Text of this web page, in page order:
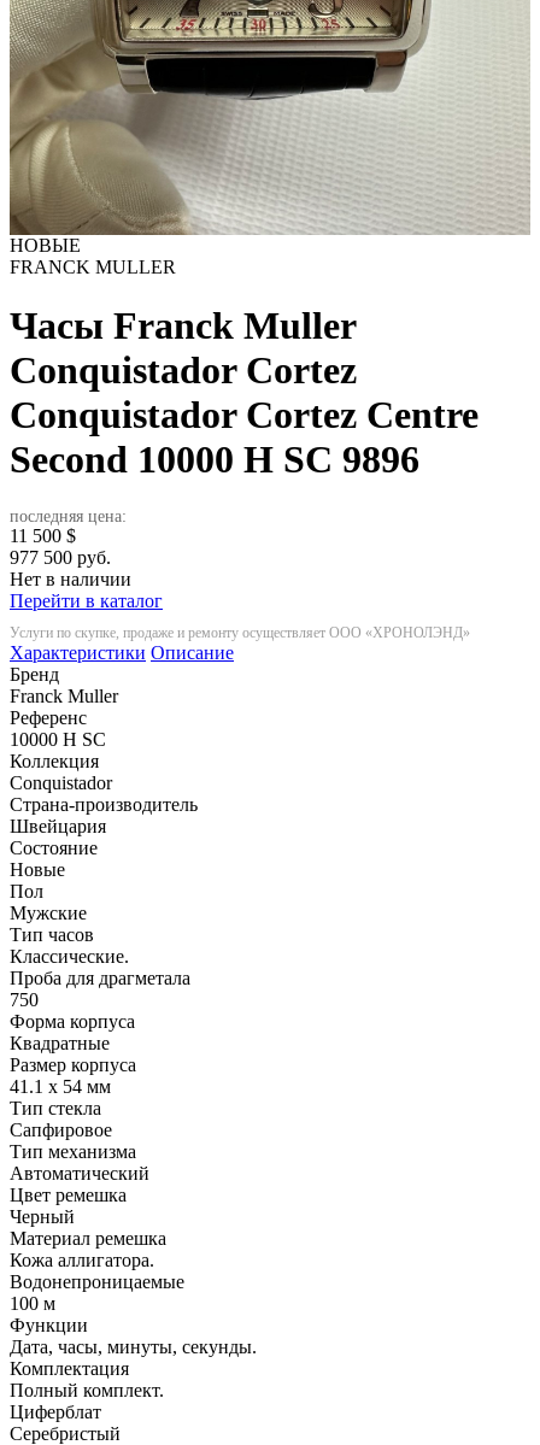
НОВЫЕ
FRANCK MULLER
Часы Franck Muller
Conquistador Cortez
Conquistador Cortez Centre
Second 10000 H SC 9896
последняя цена:
11 500 $
977 500 руб.
Нет в наличии
Перейти в каталог
Услуги по скупке, продаже и ремонту осуществляет ООО «ХРОНОЛЭНД»
Характеристики Описание
Бренд
Franck Muller
Референс
10000 H SC
Коллекция
Conquistador
Страна-производитель
Швейцария
Состояние
Новые
Пол
Мужские
Тип часов
Классические.
Проба для драгметала
750
Форма корпуса
Квадратные
Размер корпуса
41.1 x 54 мм
Тип стекла
Сапфировое
Тип механизма
Автоматический
Цвет ремешка
Черный
Материал ремешка
Кожа аллигатора.
Водонепроницаемые
100 м
Функции
Дата, часы, минуты, секунды.
Комплектация
Полный комплект.
Циферблат
Серебристый